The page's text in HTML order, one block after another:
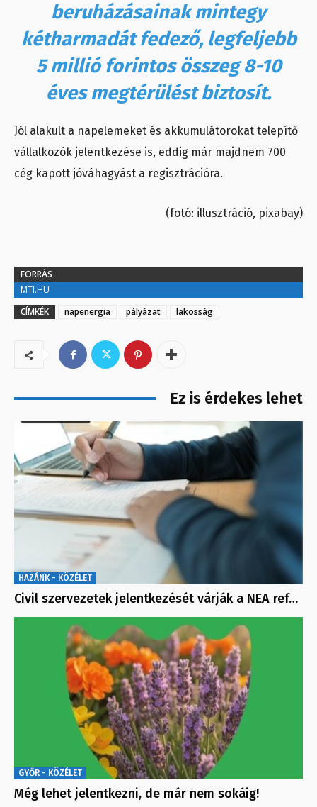
beruházásainak mintegy
kétharmadát fedező, legfeljebb
5 millió forintos összeg 8-10
éves megtérülést biztosít.
Jól alakult a napelemeket és akkumulátorokat telepítő
vállalkozók jelentkezése is, eddig már majdnem 700
cég kapott jóváhagyást a regisztrációra.
(fotó: illusztráció, pixabay)
FORRÁS
MTI.HU
CÍMKÉK
napenergia pályázat lakosság
Ez is érdekes lehet
HAZÁNK - KÖZÉLET
Civil szervezetek jelentkezését várják a NEA ref…
GYŐR - KÖZÉLET
Még lehet jelentkezni, de már nem sokáig!